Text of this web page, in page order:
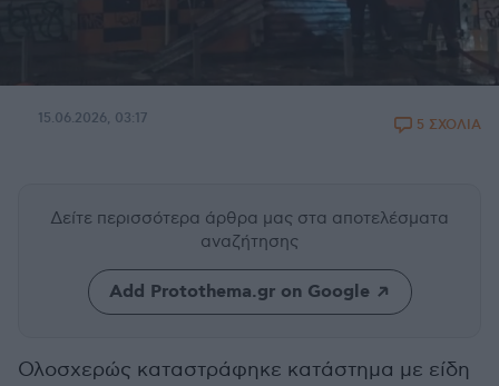
15.06.2026, 03:17 5 ΣΧΟΛΙΑ
Δείτε περισσότερα άρθρα μας στα αποτελέσματα
αναζήτησης
Add Protothema.gr on Google
Ολοσχερώς καταστράφηκε κατάστημα με είδη